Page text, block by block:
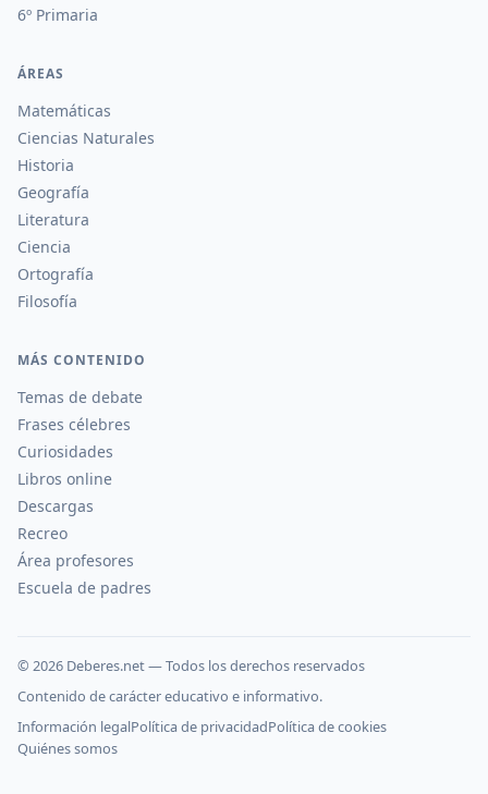
6º Primaria
ÁREAS
Matemáticas
Ciencias Naturales
Historia
Geografía
Literatura
Ciencia
Ortografía
Filosofía
MÁS CONTENIDO
Temas de debate
Frases célebres
Curiosidades
Libros online
Descargas
Recreo
Área profesores
Escuela de padres
© 2026 Deberes.net — Todos los derechos reservados
Contenido de carácter educativo e informativo.
Información legalPolítica de privacidadPolítica de cookies
Quiénes somos